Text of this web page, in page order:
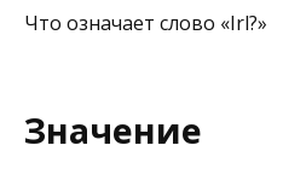
Что означает слово «Irl?»
Значение